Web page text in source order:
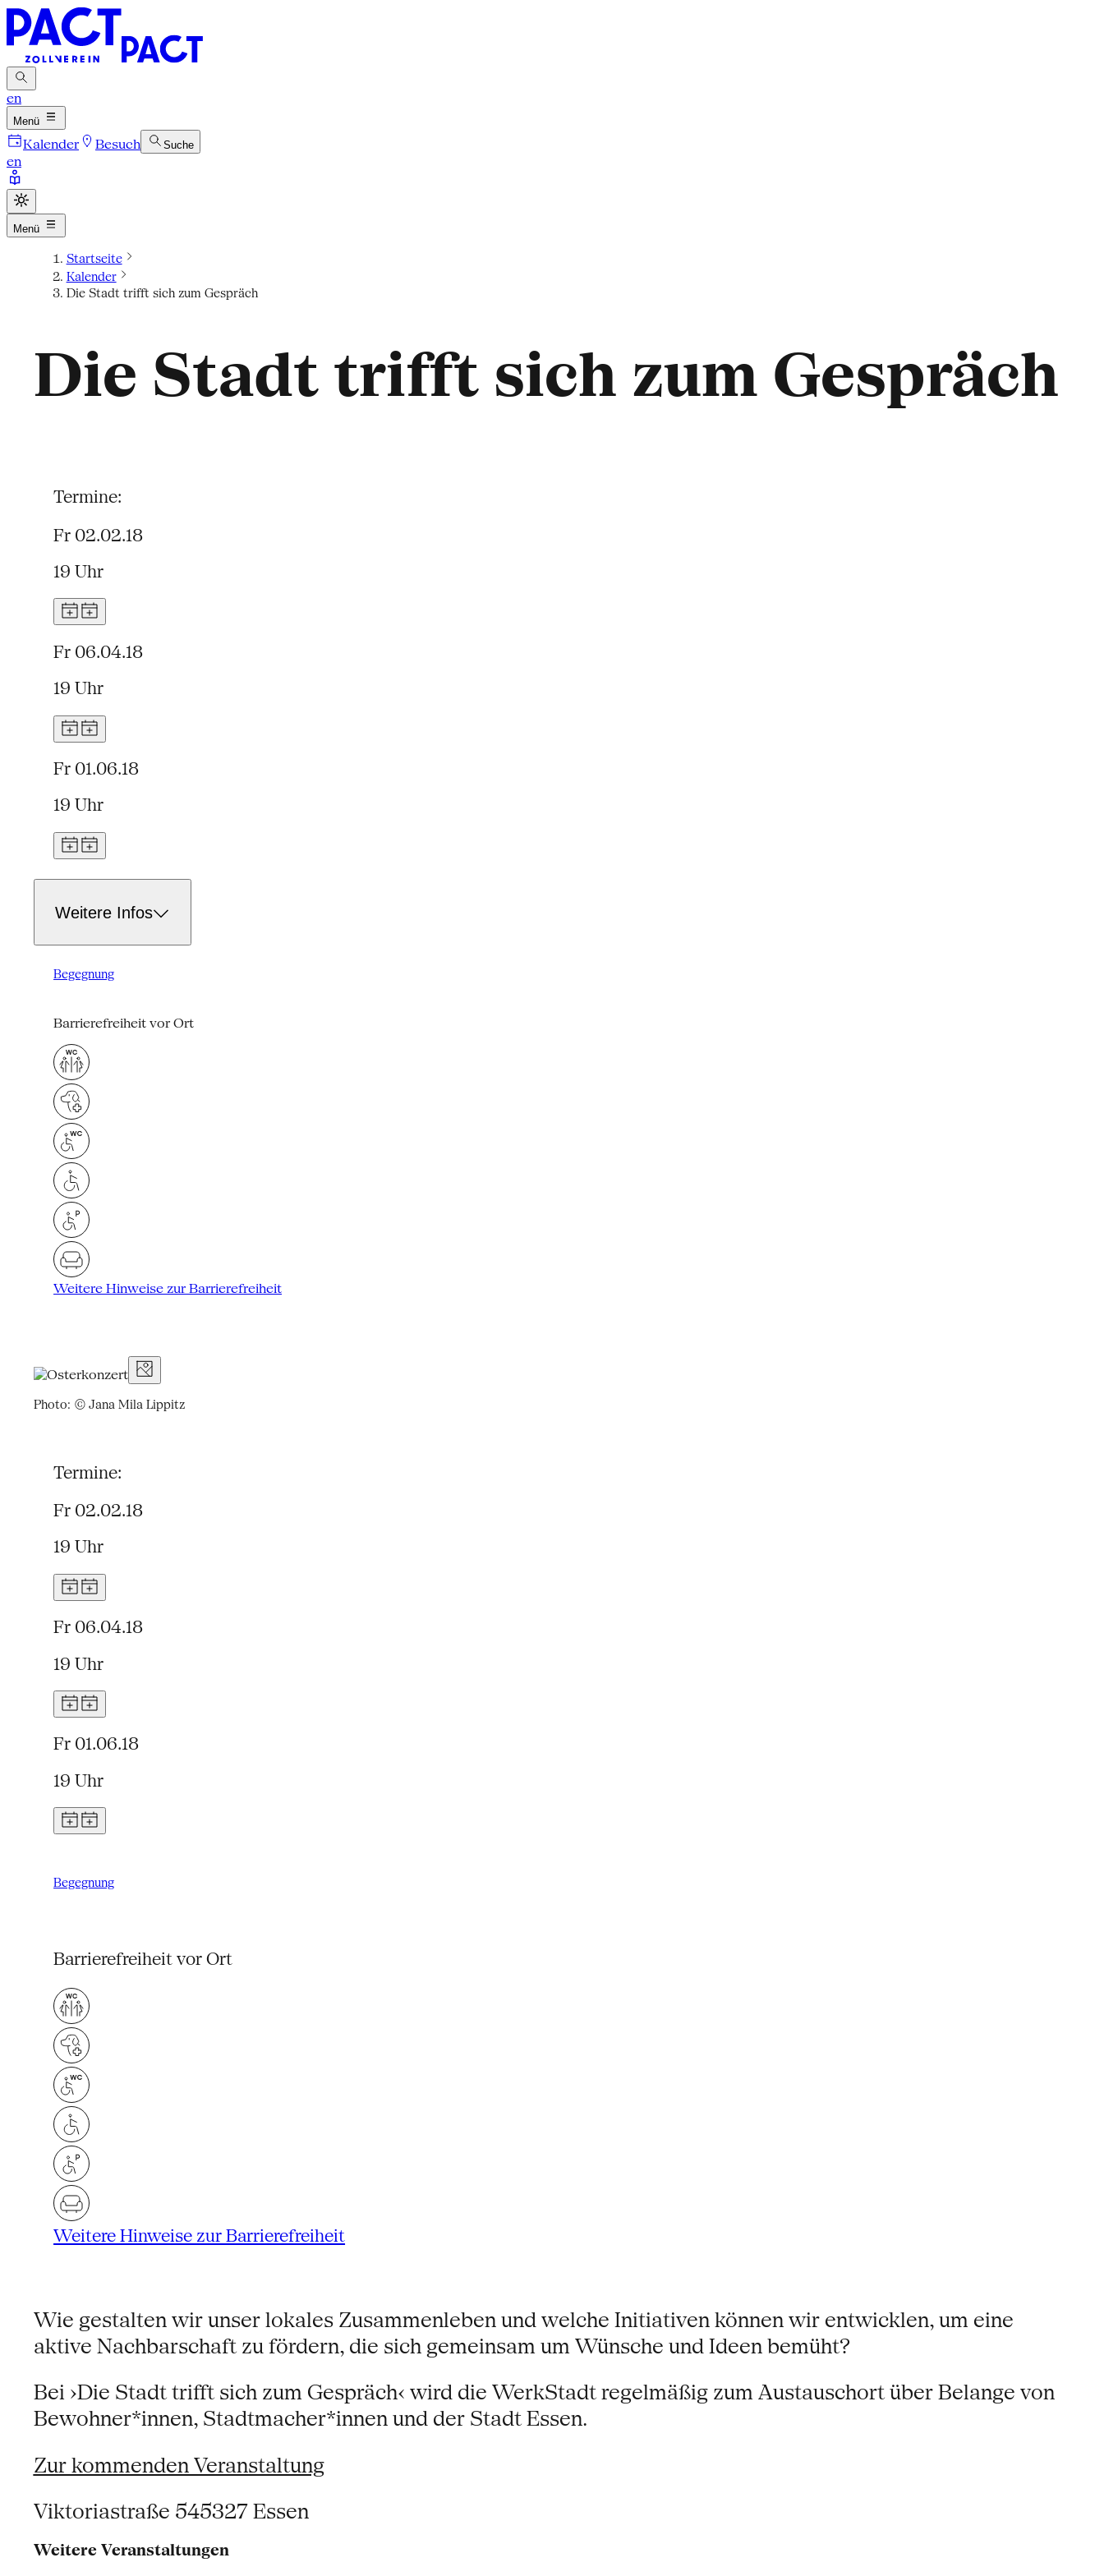
en
Menü
Kalender Besuch Suche
en
Menü
Startseite
Kalender
Die Stadt trifft sich zum Gespräch
Die Stadt trifft sich zum Gespräch
Termine:
Fr 02.02.18
19 Uhr
Fr 06.04.18
19 Uhr
Fr 01.06.18
19 Uhr
Weitere Infos
Begegnung
Barrierefreiheit vor Ort
Weitere Hinweise zur Barrierefreiheit
Photo: © Jana Mila Lippitz
Termine:
Fr 02.02.18
19 Uhr
Fr 06.04.18
19 Uhr
Fr 01.06.18
19 Uhr
Begegnung
Barrierefreiheit vor Ort
Weitere Hinweise zur Barrierefreiheit
Wie gestalten wir unser lokales Zusammenleben und welche Initiativen können wir entwicklen, um eine
aktive Nachbarschaft zu fördern, die sich gemeinsam um Wünsche und Ideen bemüht?
Bei ›Die Stadt trifft sich zum Gespräch‹ wird die WerkStadt regelmäßig zum Austauschort über Belange von
Bewohner*innen, Stadtmacher*innen und der Stadt Essen.
Zur kommenden Veranstaltung
Viktoriastraße 545327 Essen
Weitere Veranstaltungen